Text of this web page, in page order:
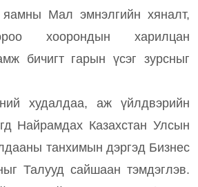
Мал эмнэлгийн хяналт,
хоорондын харилцан
бичигт гарын үсэг зурсныг
худалдаа, аж үйлдвэрийн
Найрамдах Казахстан Улсын
танхимын дэргэд Бизнес
Талууд сайшаан тэмдэглэв.